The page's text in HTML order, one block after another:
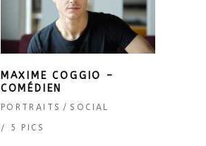
MAXIME COGGIO –
COMÉDIEN
PORTRAITS SOCIAL
5 PICS